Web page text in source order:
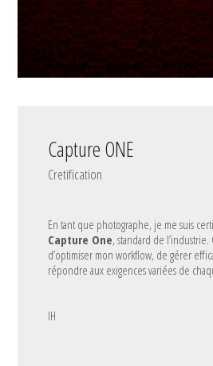
Capture ONE
Cretification
En tant que photographe, je me suis
Capture One, standard de
d’optimiser mon workflow, de gérer
répondre aux exigences variées de
IH